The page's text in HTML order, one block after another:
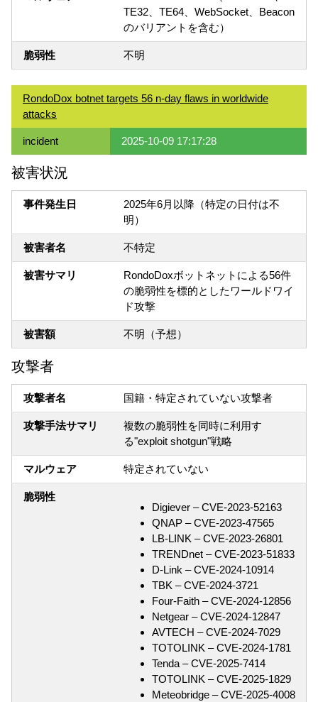
TE32、TE64、WebSocket、Beacon
のバリアントを含む）
脆弱性 不明
RondoDox botnet targets 56 n-day flaws in worldwide
attacks
incident 2025-10-09 17:17:28
被害状況
事件発生日
2025年6月以降（特定の日付は不
明）
被害者名 不特定
被害サマリ
RondoDoxボットネットによる56件
の脆弱性を標的としたワールドワイ
ド攻撃
被害額 不明（予想）
攻撃者
攻撃者名 国籍・特定されていない攻撃者
攻撃手法サマリ
複数の脆弱性を同時に利用す
る"exploit shotgun"戦略
マルウェア 特定されていない
脆弱性
Digiever – CVE-2023-52163
QNAP – CVE-2023-47565
LB-LINK – CVE-2023-26801
TRENDnet – CVE-2023-51833
D-Link – CVE-2024-10914
TBK – CVE-2024-3721
Four-Faith – CVE-2024-12856
Netgear – CVE-2024-12847
AVTECH – CVE-2024-7029
TOTOLINK – CVE-2024-1781
Tenda – CVE-2025-7414
TOTOLINK – CVE-2025-1829
Meteobridge – CVE-2025-4008